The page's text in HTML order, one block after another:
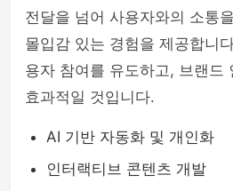
전달을 넘어 사용자와의 소통
몰입감 있는 경험을 제공합니
용자 참여를 유도하고, 브랜드
효과적일 것입니다.
AI 기반 자동화 및 개인화
인터랙티브 콘텐츠 개발